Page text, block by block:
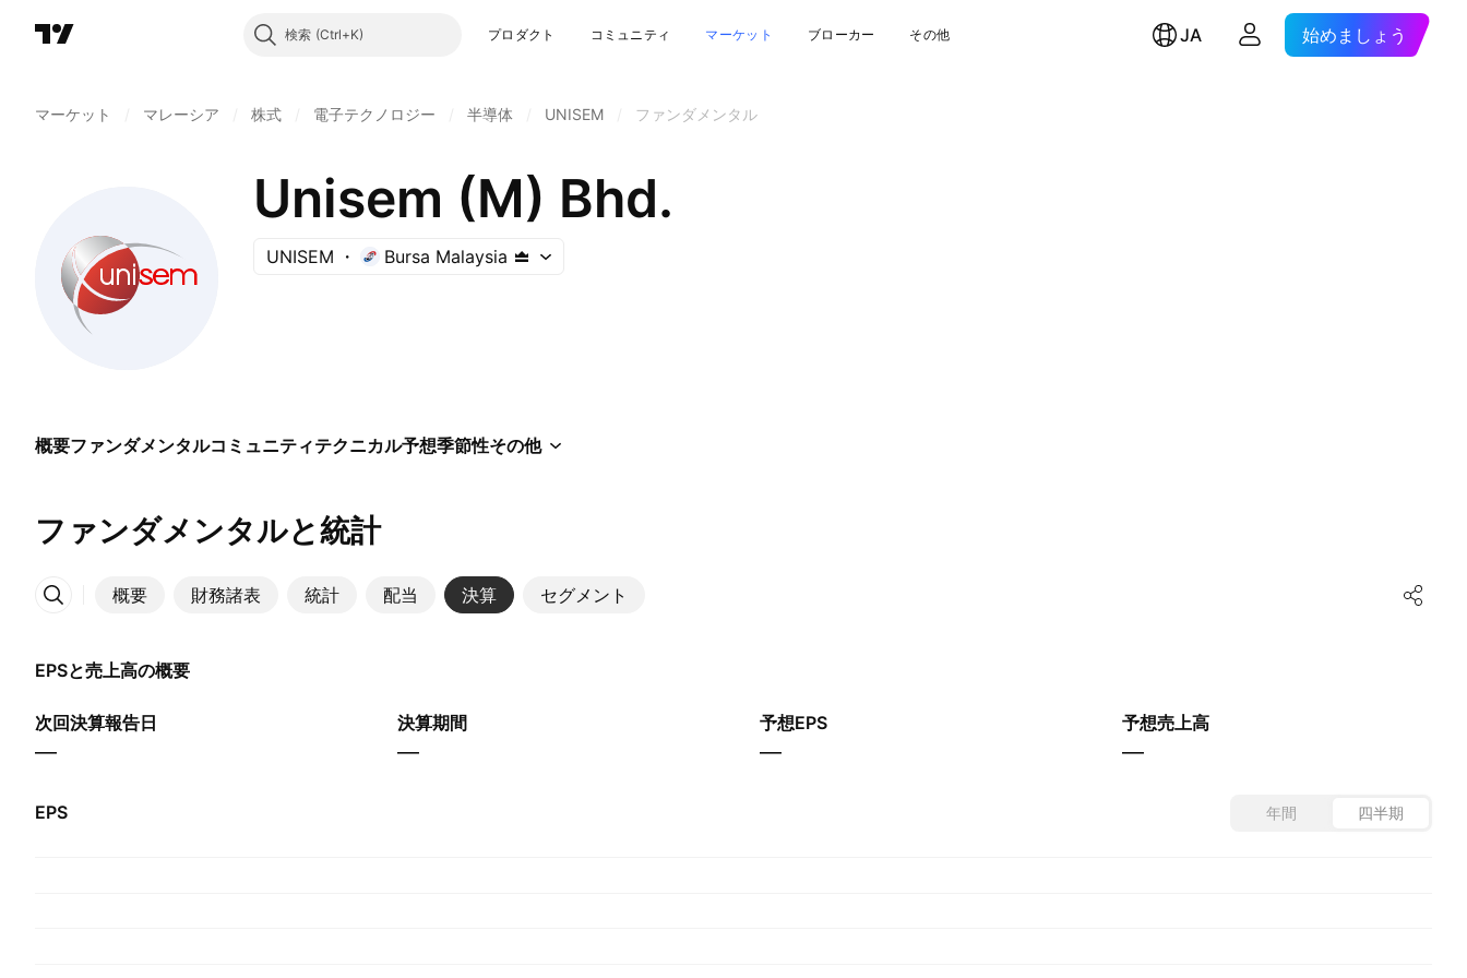
検索 プロダクト コミュニティ マーケット ブローカー その他 JA 始めましょう
マーケット マレーシア 株式 電子テクノロジー 半導体 UNISEM ファンダメンタル
Unisem (M) Bhd.
UNISEM Bursa Malaysia
概要ファンダメンタルコミュニティテクニカル予想季節性その他
ファンダメンタルと統計
概要 財務諸表 統計 配当 決算 セグメント
その他
EPSと売上高の概要
次回決算報告日
—
決算期間
—
予想EPS
—
予想売上高
—
EPS 年間 四半期